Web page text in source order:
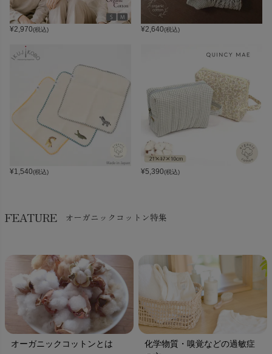
¥2,970(税込) ¥2,640(税込)
¥1,540(税込) ¥5,390(税込)
FEATURE オーガニックコットン特集
オーガニックコットンとは
化学物質・嗅覚などの過敏症